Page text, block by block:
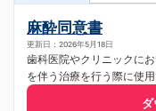
麻酔同意書
更新日：2026年5月18日
歯科医院やクリニックに
を伴う治療を行う際に使